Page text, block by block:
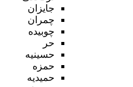
جایزان
چمران
چوبیده
حر
حسینیه
حمزه
حمیدیه